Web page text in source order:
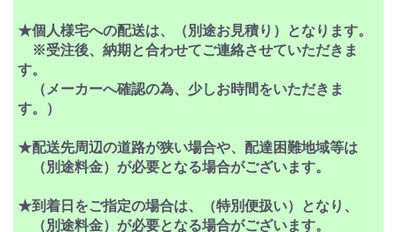
★個人様宅への配送は、（別途お見積り）となります。
※受注後、納期と合わせてご連絡させていただきま
す。
（メーカーへ確認の為、少しお時間をいただきま
す。）
★配送先周辺の道路が狭い場合や、配達困難地域等は
（別途料金）が必要となる場合がございます。
★到着日をご指定の場合は、（特別便扱い）となり、
（別途料金）が必要となる場合がございます。